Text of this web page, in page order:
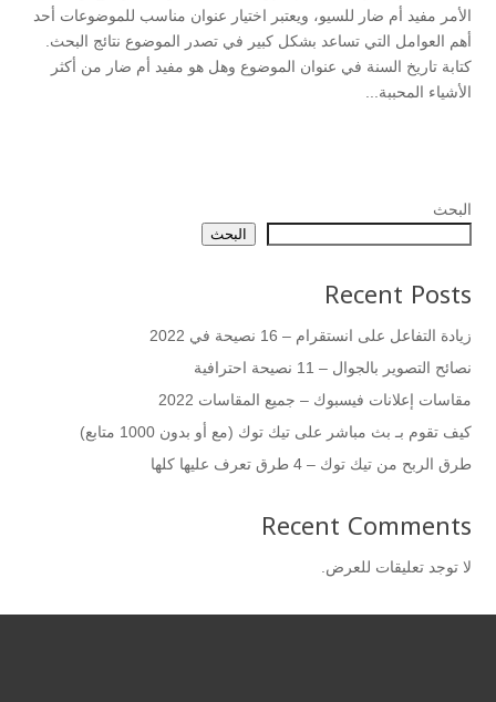
الأمر مفيد أم ضار للسيو، ويعتبر اختيار عنوان مناسب للموضوعات أحد
أهم العوامل التي تساعد بشكل كبير في تصدر الموضوع نتائج البحث.
كتابة تاريخ السنة في عنوان الموضوع وهل هو مفيد أم ضار من أكثر
الأشياء المحببة...
البحث
البحث
Recent Posts
زيادة التفاعل على انستقرام – 16 نصيحة في 2022
نصائح التصوير بالجوال – 11 نصيحة احترافية
مقاسات إعلانات فيسبوك – جميع المقاسات 2022
كيف تقوم بـ بث مباشر على تيك توك (مع أو بدون 1000 متابع)
طرق الربح من تيك توك – 4 طرق تعرف عليها كلها
Recent Comments
لا توجد تعليقات للعرض.